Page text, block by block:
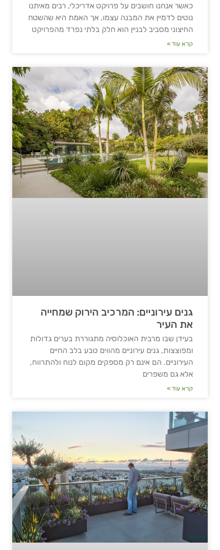
כאשר אנחנו חושבים על פרויקט אדריכלי, רבים מאיתנו
נוטים לדמיין את המבנה עצמו, אך האמת היא שהשטח
החיצוני מסביב לבניין הוא חלק בלתי נפרד מהפרויקט
קרא עוד »
גנים עירוניים: המרכיב הירוק שמחייה
את העיר
בעידן שבו מרבית האוכלוסיה מתגוררת בערים גדולות
ומפוצצות, גנים עירוניים מהווים טבע בלב החיים
העירוניים. הם אינם רק מספקים מקום לנוח ולהתרווח,
אלא גם משפרים
קרא עוד »